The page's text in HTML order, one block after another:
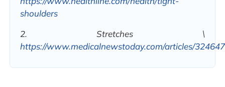
shoulders
2. Stretches \
https://www.medicalnewstoday.com/articles/324647